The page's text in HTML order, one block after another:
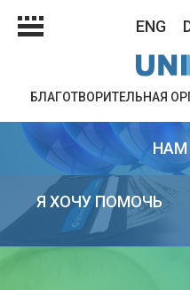
ENG
БЛАГОТВОРИТЕЛЬНАЯ
НАМ
Я ХОЧУ ПОМОЧЬ